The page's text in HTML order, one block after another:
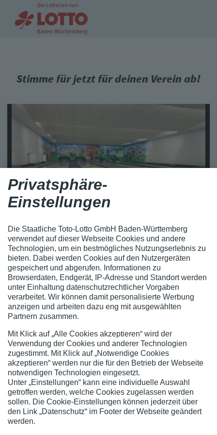
Stimme für jetzt für deinen Verein ab!
Keglerverein 1963 Hockenheim e. V.
Jugend- und Spielerschutz Datenschutzerklärung
Impressum